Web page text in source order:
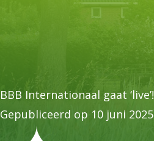
BBB Internationaal gaat ‘live’!
Gepubliceerd op 10 juni 2025